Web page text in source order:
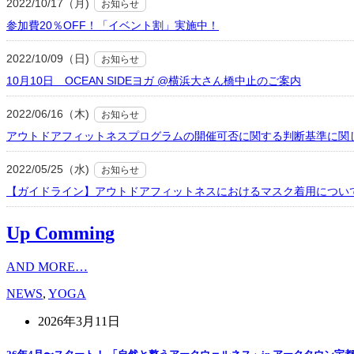
2022/10/17（月) お知らせ
参加費20％OFF！「イベント割」実施中！
2022/10/09（日) お知らせ
10月10日 OCEAN SIDEヨガ @横浜大さん橋中止のご案内
2022/06/16（木) お知らせ
アウトドアフィットネスプログラムの開催可否に関する判断基準に関
2022/05/25（水) お知らせ
【ガイドライン】アウトドアフィットネスにおけるマスク着用につい
Up Comming
AND MORE…
NEWS, YOGA
2026年3月11日